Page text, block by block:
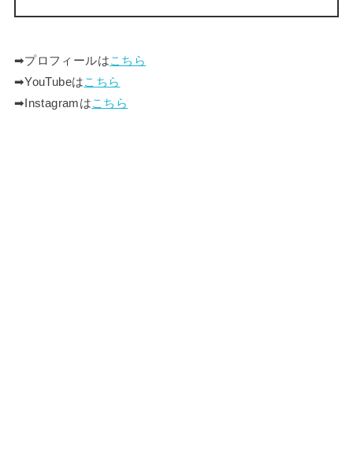
➡︎プロフィールはこちら
➡︎YouTubeはこちら
➡︎Instagramはこちら